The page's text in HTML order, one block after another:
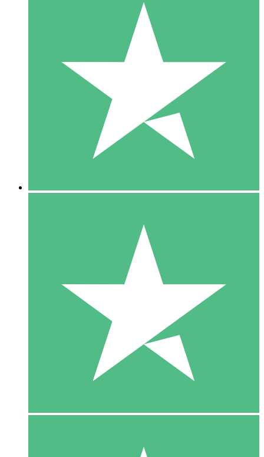
Individuelle Credit-Pakete
Zahlen Sie nach Bedarf mit Download-Credits. Keine
monatliche Verpflichtung erforderlich.
10 00
10 Downloads
20 00